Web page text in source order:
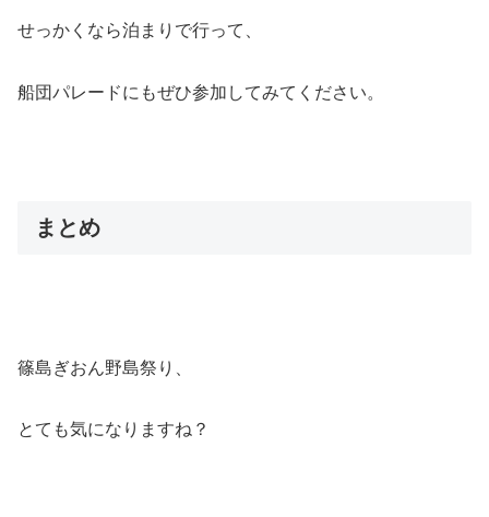
せっかくなら泊まりで行って、
船団パレードにもぜひ参加してみてください。
まとめ
篠島ぎおん野島祭り、
とても気になりますね？